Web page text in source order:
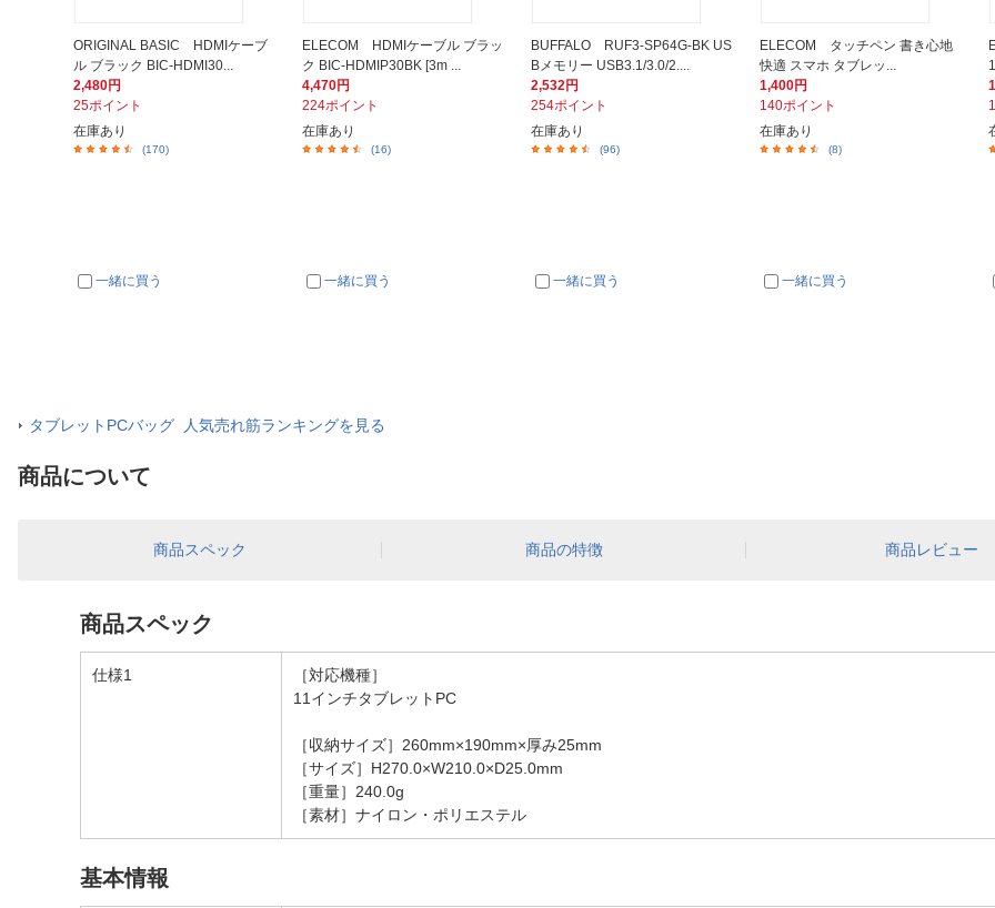
ORIGINAL BASIC HDMIケーブ
ル ブラック BIC-HDMI30...
2,480円
25ポイント
在庫あり
(170)
一緒に買う
ELECOM HDMIケーブル ブラッ
ク BIC-HDMIP30BK [3m ...
4,470円
224ポイント
在庫あり
(16)
一緒に買う
BUFFALO RUF3-SP64G-BK US
Bメモリー USB3.1/3.0/2....
2,532円
254ポイント
在庫あり
(96)
一緒に買う
ELECOM タッチペン 書き心地
快適 スマホ タブレッ...
1,400円
140ポイント
在庫あり
(8)
一緒に買う
タブレットPCバッグ 人気売れ筋ランキングを見る
商品について
商品スペック 商品の特徴 商品レビュー
商品スペック
仕様1
［対応機種］
11インチタブレットPC
［収納サイズ］260mm×190mm×厚み25mm
［サイズ］H270.0×W210.0×D25.0mm
［重量］240.0g
［素材］ナイロン・ポリエステル
基本情報